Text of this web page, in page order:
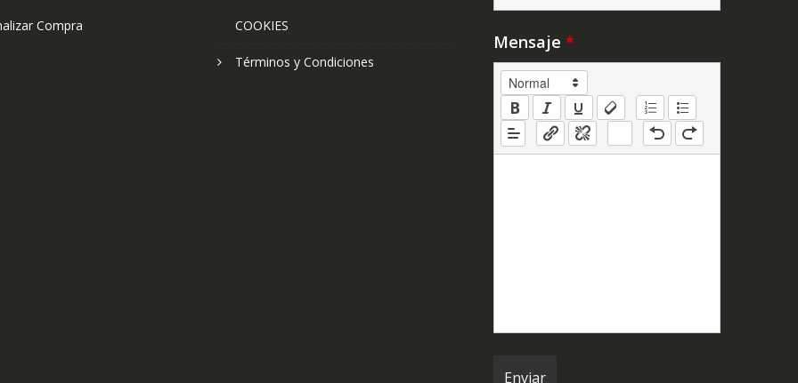
Compra COOKIES
Términos y Condiciones
Mensaje *